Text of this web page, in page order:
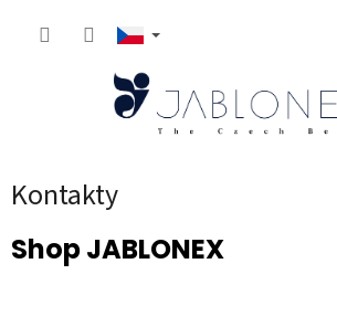
Kontakty
Shop JABLONEX